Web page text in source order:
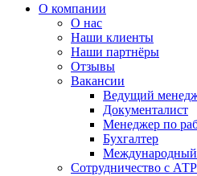
О компании
О нас
Наши клиенты
Наши партнёры
Отзывы
Вакансии
Ведущий
Документалист
Менеджер по
Бухгалтер
Международный
Сотрудничество с АТР